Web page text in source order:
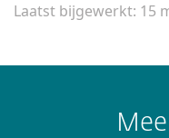
Laatst bijgewerkt: 15